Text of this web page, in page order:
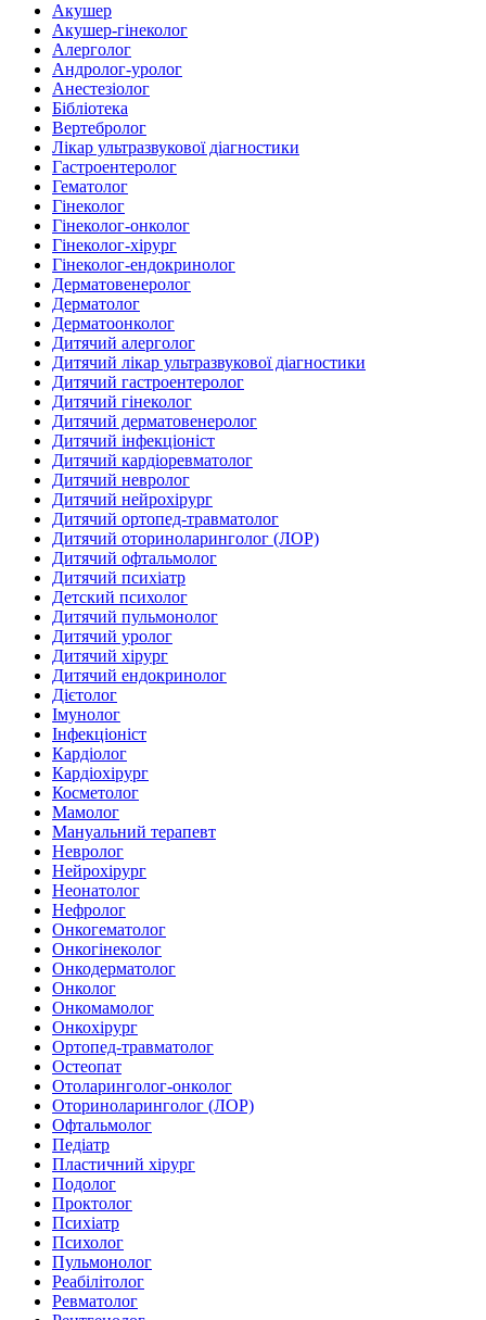
Акушер
Акушер-гінеколог
Алерголог
Андролог-уролог
Анестезіолог
Бібліотека
Вертебролог
Лікар ультразвукової діагностики
Гастроентеролог
Гематолог
Гінеколог
Гінеколог-онколог
Гінеколог-хірург
Гінеколог-ендокринолог
Дерматовенеролог
Дерматолог
Дерматоонколог
Дитячий алерголог
Дитячий лікар ультразвукової діагностики
Дитячий гастроентеролог
Дитячий гінеколог
Дитячий дерматовенеролог
Дитячий інфекціоніст
Дитячий кардіоревматолог
Дитячий невролог
Дитячий нейрохірург
Дитячий ортопед-травматолог
Дитячий оториноларинголог (ЛОР)
Дитячий офтальмолог
Дитячий психіатр
Детский психолог
Дитячий пульмонолог
Дитячий уролог
Дитячий хірург
Дитячий ендокринолог
Дієтолог
Імунолог
Інфекціоніст
Кардіолог
Кардіохірург
Косметолог
Мамолог
Мануальний терапевт
Невролог
Нейрохірург
Неонатолог
Нефролог
Онкогематолог
Онкогінеколог
Онкодерматолог
Онколог
Онкомамолог
Онкохірург
Ортопед-травматолог
Остеопат
Отоларинголог-онколог
Оториноларинголог (ЛОР)
Офтальмолог
Педіатр
Пластичний хірург
Подолог
Проктолог
Психіатр
Психолог
Пульмонолог
Реабілітолог
Ревматолог